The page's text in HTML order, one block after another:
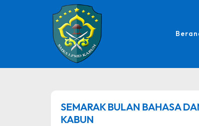
SEMARAK BULAN BAHASA
KABUN